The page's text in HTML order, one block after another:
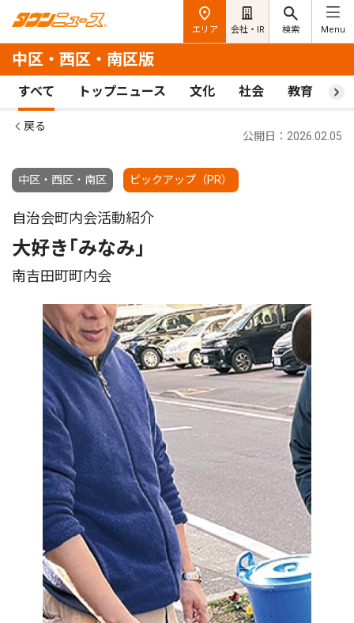
エリア 会社・IR 検索 Menu
中区・西区・南区版
すべて トップニュース 文化 社会 教育 ス
戻る
中区・西区・南区 ピックアップ（PR）
公開日：2026.02.05
自治会町内会活動紹介
大好き｢みなみ｣
南吉田町町内会